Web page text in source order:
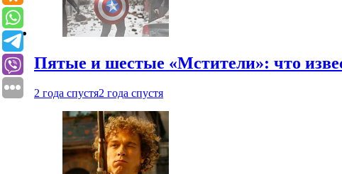
Пятые и шестые «Мстители»: что
2 года спустя2 года спустя